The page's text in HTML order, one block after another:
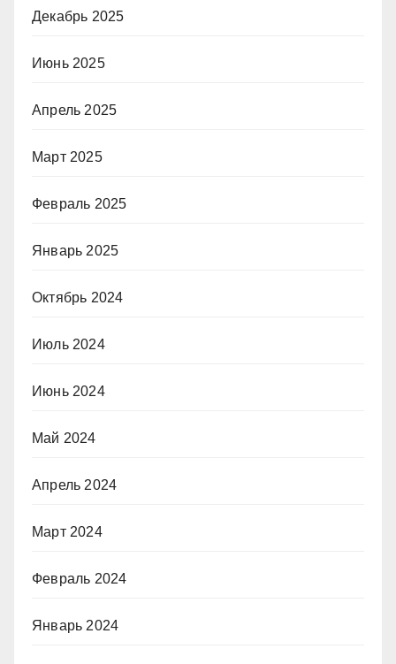
Декабрь 2025
Июнь 2025
Апрель 2025
Март 2025
Февраль 2025
Январь 2025
Октябрь 2024
Июль 2024
Июнь 2024
Май 2024
Апрель 2024
Март 2024
Февраль 2024
Январь 2024